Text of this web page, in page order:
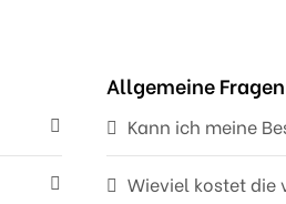
Allgemeine Fragen
Kann ich meine
Wieviel kostet die